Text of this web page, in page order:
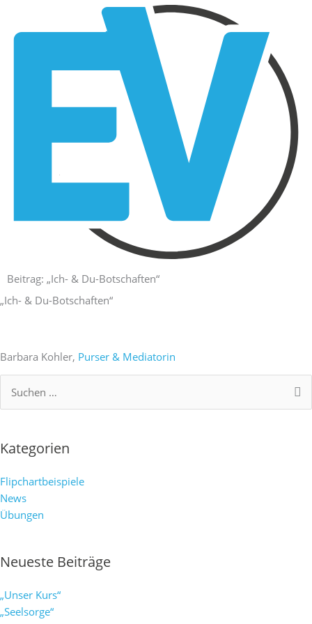
springen
Beitrag: „Ich- & Du-Botschaften“
„Ich- & Du-Botschaften“
Barbara Kohler, Purser & Mediatorin
Suchen
nach:
Kategorien
Flipchartbeispiele
News
Übungen
Neueste Beiträge
„Unser Kurs“
„Seelsorge“